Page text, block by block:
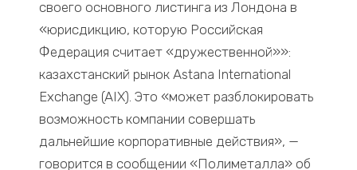
своего основного листинга из Лондона в
«юрисдикцию, которую Российская
Федерация считает «дружественной»»:
казахстанский рынок Astana International
Exchange (AIX). Это «может разблокировать
возможность компании совершать
дальнейшие корпоративные действия», —
говорится в сообщении «Полиметалла» об